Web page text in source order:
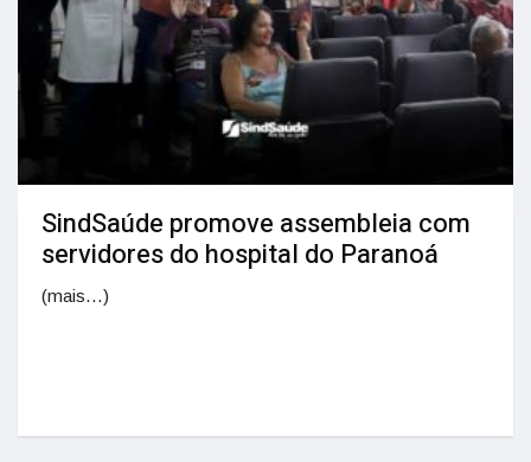
SindSaúde promove assembleia com
servidores do hospital do Paranoá
(mais…)